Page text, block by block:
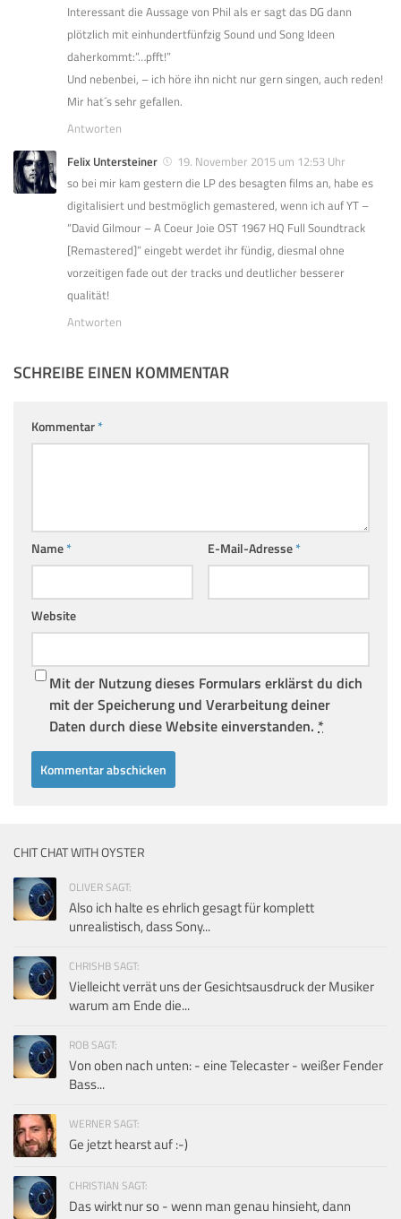
Interessant die Aussage von Phil als er sagt das DG dann
plötzlich mit einhundertfünfzig Sound und Song Ideen
daherkommt:”…pfft!”
Und nebenbei, – ich höre ihn nicht nur gern singen, auch reden!
Mir hat´s sehr gefallen.
Antworten
Felix Untersteiner
19. November 2015 um 12:53 Uhr
so bei mir kam gestern die LP des besagten films an, habe es
digitalisiert und bestmöglich gemastered, wenn ich auf YT –
“David Gilmour – A Coeur Joie OST 1967 HQ Full Soundtrack
[Remastered]” eingebt werdet ihr fündig, diesmal ohne
vorzeitigen fade out der tracks und deutlicher besserer
qualität!
Antworten
SCHREIBE EINEN KOMMENTAR
Kommentar*
Name* E-Mail-Adresse*
Website
Mit der Nutzung dieses Formulars erklärst du dich
mit der Speicherung und Verarbeitung deiner
Daten durch diese Website einverstanden. *
CHIT CHAT WITH OYSTER
OLIVER SAGT:
Also ich halte es ehrlich gesagt für komplett
unrealistisch, dass Sony...
CHRISHB SAGT:
Vielleicht verrät uns der Gesichtsausdruck der Musiker
warum am Ende die...
ROB SAGT:
Von oben nach unten: - eine Telecaster - weißer Fender
Bass...
WERNER SAGT:
Ge jetzt hearst auf :-)
CHRISTIAN SAGT:
Das wirkt nur so - wenn man genau hinsieht, dann